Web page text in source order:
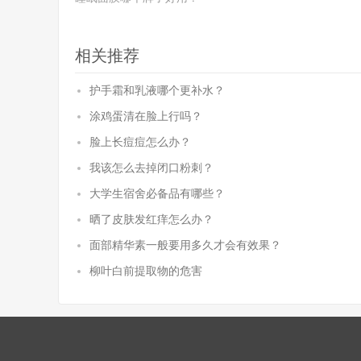
相关推荐
护手霜和乳液哪个更补水？
涂鸡蛋清在脸上行吗？
脸上长痘痘怎么办？
我该怎么去掉闭口粉刺？
大学生宿舍必备品有哪些？
晒了皮肤发红痒怎么办？
面部精华素一般要用多久才会有效果？
柳叶白前提取物的危害